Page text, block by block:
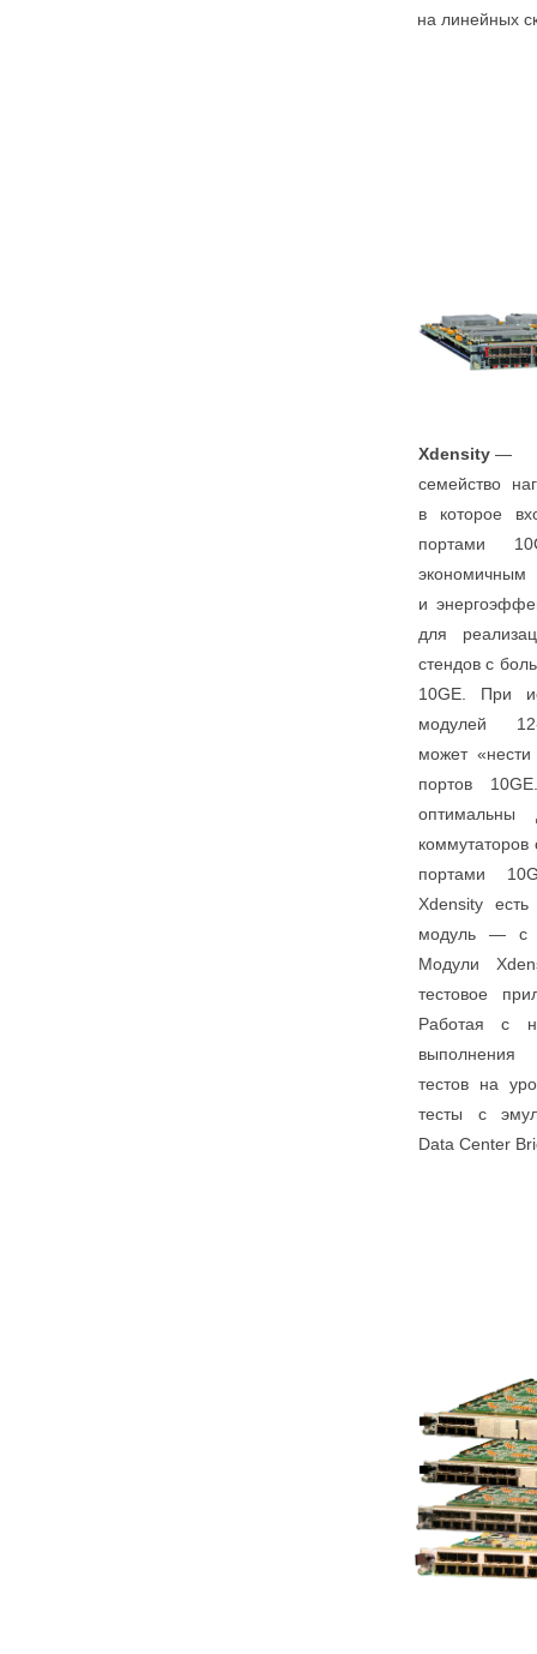
на линейных
Xdensity —
семейство
в которое
портами
экономичным
и
для
стендов с
10GE. При
модулей
может
портов
оптимальны
портами
Xdensity
модуль — с
Модули
тестовое
Работая с
выполнения
тестов на
тесты с
Data Center